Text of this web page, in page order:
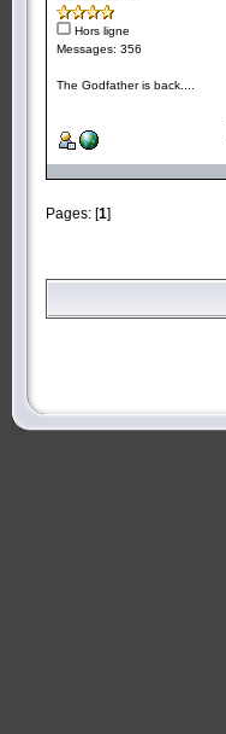
Hors ligne
Messages: 356
The Godfather is back....
Pages: [1]